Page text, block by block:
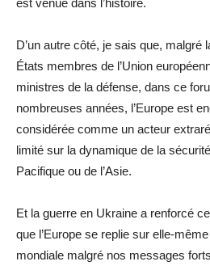
est venue dans l’histoire.
D’un autre côté, je sais que, malgré
États membres de l’Union
ministres de la défense, dans ce
nombreuses années, l’Europe est
considérée comme un acteur
limité sur la dynamique de la
Pacifique ou de l’Asie.
Et la guerre en Ukraine a renforcé
que l’Europe se replie sur elle-
mondiale malgré nos messages